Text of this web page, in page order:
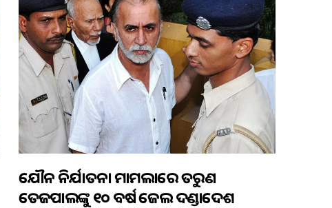
ଯୌନ ନିର୍ଯାତନା ମାମଲାରେ ତରୁଣ
ତେଜପାଲଙ୍କୁ ୧୦ ବର୍ଷ ଜେଲ ଦଣ୍ଡାଦେଶ